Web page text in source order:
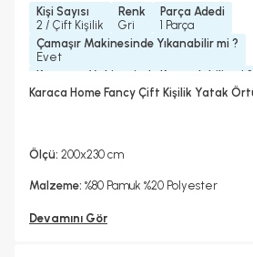
Kişi Sayısı
2 / Çift Kişilik
Renk
Gri
Parça Adedi
1 Parça
Çamaşır Makinesinde Yıkanabilir mi ?
Evet
Kurutma Makinesinde Kurutulabilir mi ?
Evet
Karaca Home Fancy Çift Kişilik Yatak
Ölçü: 200x230 cm
Malzeme: %80 Pamuk %20 Polyester
Devamını Gör